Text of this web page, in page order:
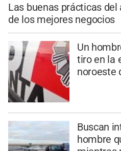
Las buenas prácticas
de los mejores negocios
Un
tiro en la
noroeste
Buscan
hombre